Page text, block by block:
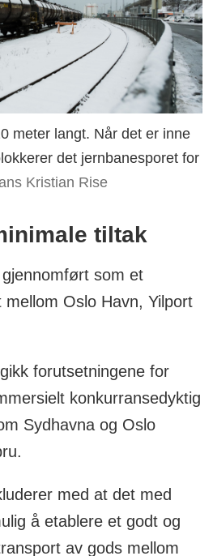
pågår langs havnesporet,
med Staten,
og BaneNor.
har med
Oslo» gitt
må til for å realisere
pågår fortsatt og
løsningsforslag.
om å overføre
som i fremtiden
av flydrivstoff til
må effektivisere
er det viktig
meter langt. Når det er inne
det jernbanesporet for
Kristian Rise
tiltak
som et
Oslo Havn, Yilport
forutsetningene for
konkurransedyktig
Sydhavna og Oslo
med at det med
å etablere et godt og
av gods mellom